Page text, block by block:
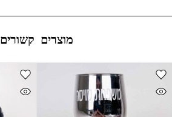
מוצרים קשורים